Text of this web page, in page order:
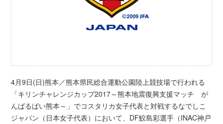
4月9日(日)熊本／熊本県民総合運動公園陸上競技場で行われる
「キリンチャレンジカップ2017～熊本地震復興支援マッチ が
んばるばい熊本～」でコスタリカ女子代表と対戦するなでしこ
ジャパン（日本女子代表）において、DF鮫島彩選手（INAC神戸